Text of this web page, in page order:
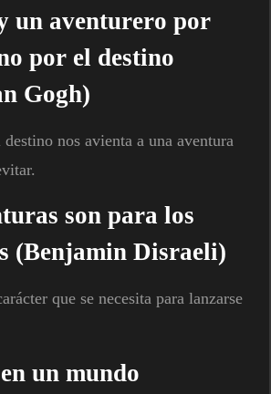
un aventurero por
por el destino
Gogh)
nos avienta a una aventura
son para los
(Benjamin Disraeli)
que se necesita para lanzarse
un mundo